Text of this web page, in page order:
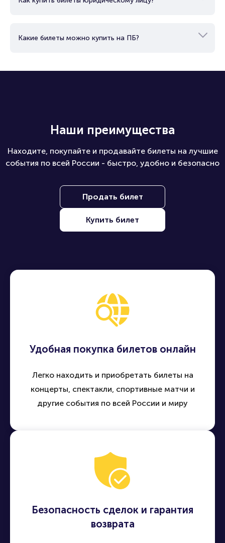
Какие билеты можно купить на ПБ?
Наши преимущества
Находите, покупайте и продавайте билеты на лучшие
события по всей России - быстро, удобно и безопасно
Продать билет
Купить билет
Удобная покупка билетов онлайн
Легко находить и приобретать билеты на
концерты, спектакли, спортивные матчи и
другие события по всей России и миру
Безопасность сделок и гарантия
возврата